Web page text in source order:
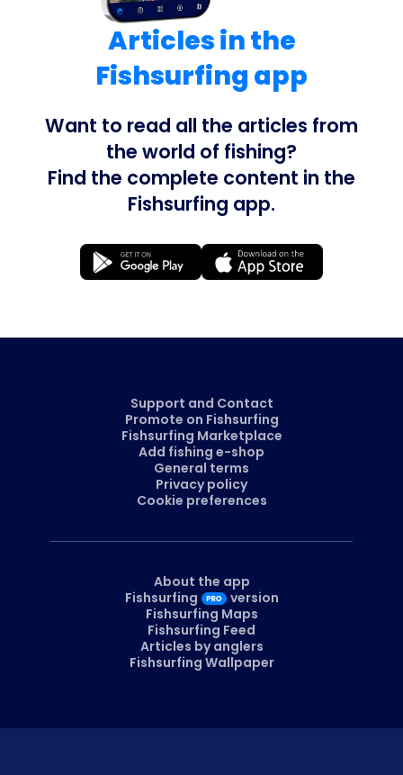
Articles in the
Fishsurfing app
Want to read all the articles from
the world of fishing?
Find the complete content in the
Fishsurfing app.
Support and Contact
Promote on Fishsurfing
Fishsurfing Marketplace
Add fishing e-shop
General terms
Privacy policy
Cookie preferences
About the app
Fishsurfing
version
Fishsurfing Maps
Fishsurfing Feed
Articles by anglers
Fishsurfing Wallpaper